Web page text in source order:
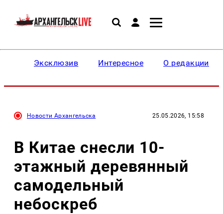
Эксклюзив Интересное О редакции
Новости Архангельска 25.05.2026, 15:58
В Китае снесли 10-
этажный деревянный
самодельный
небоскреб